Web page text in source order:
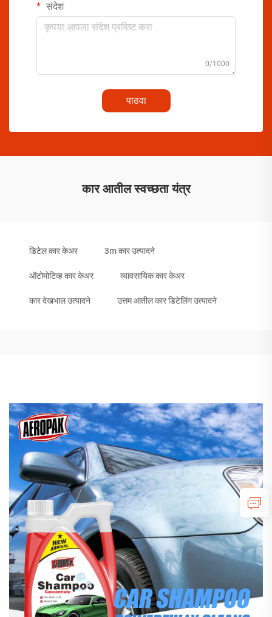
संदेश
0/1000
पाठवा
कार आतील स्वच्छता यंत्र
डिटेल कार केअर 3m कार उत्पादने
ऑटोमोटिव्ह कार केअर व्यावसायिक कार केअर
कार देखभाल उत्पादने उत्तम आतील कार डिटेलिंग उत्पादने